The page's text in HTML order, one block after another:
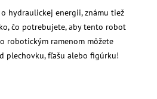
hydraulickej energii, známu tiež
čo potrebujete, aby tento robot
robotickým ramenom môžete
plechovku, fľašu alebo figúrku!